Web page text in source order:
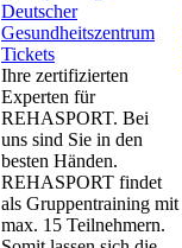
Tickets
Ihre zertifizierten
Experten für
REHASPORT. Bei
uns sind Sie in den
besten Händen.
REHASPORT findet
als Gruppentraining mit
max. 15 Teilnehmern.